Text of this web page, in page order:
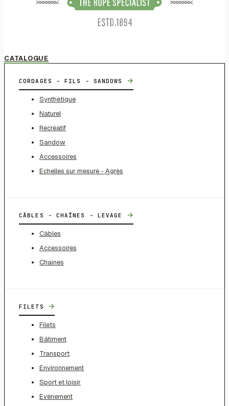
CATALOGUE
CORDAGES - FILS - SANDOWS →
Synthétique
Naturel
Récréatif
Sandow
Accessoires
Echelles sur mesure - Agrès
CÂBLES - CHAÎNES - LEVAGE →
Câbles
Accessoires
Chaines
FILETS →
Filets
Bâtiment
Transport
Environnement
Sport et loisir
Evénement